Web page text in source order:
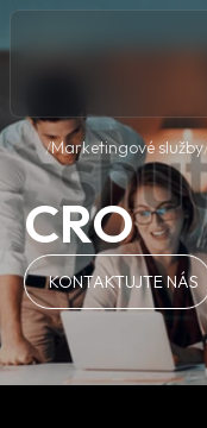
Marketingové služby
CRO
KONTAKTUJTE NÁS